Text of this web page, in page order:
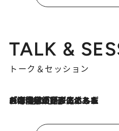
TALK &
トーク＆セッション
2026.8.3
「今後値上げがあるとすれば…」「リスクがあるのは今年の冬」エネルギー専門家が語る、ホルムズ海峡封鎖が家庭にもたらす“ある心配”